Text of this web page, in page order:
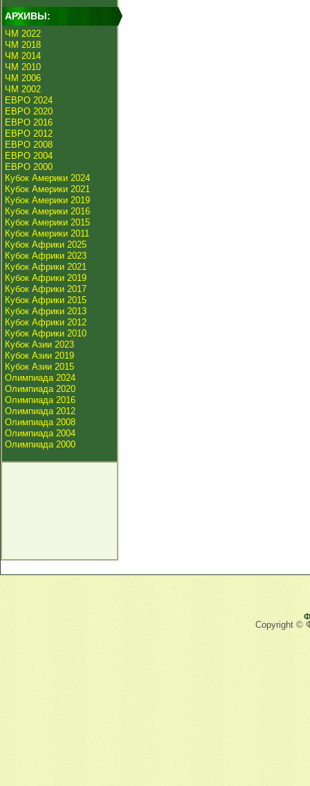
АРХИВЫ:
ЧМ 2022
ЧМ 2018
ЧМ 2014
ЧМ 2010
ЧМ 2006
ЧМ 2002
ЕВРО 2024
ЕВРО 2020
ЕВРО 2016
ЕВРО 2012
ЕВРО 2008
ЕВРО 2004
ЕВРО 2000
Кубок Америки 2024
Кубок Америки 2021
Кубок Америки 2019
Кубок Америки 2016
Кубок Америки 2015
Кубок Америки 2011
Кубок Африки 2025
Кубок Африки 2023
Кубок Африки 2021
Кубок Африки 2019
Кубок Африки 2017
Кубок Африки 2015
Кубок Африки 2013
Кубок Африки 2012
Кубок Африки 2010
Кубок Азии 2023
Кубок Азии 2019
Кубок Азии 2015
Олимпиада 2024
Олимпиада 2020
Олимпиада 2016
Олимпиада 2012
Олимпиада 2008
Олимпиада 2004
Олимпиада 2000
Copyright ©